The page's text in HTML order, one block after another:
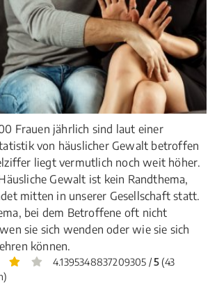
Frauen jährlich sind laut einer
von häuslicher Gewalt betroffen
liegt vermutlich noch weit höher.
Gewalt ist kein Randthema,
mitten in unserer Gesellschaft statt.
bei dem Betroffene oft nicht
sie sich wenden oder wie sie sich
können.
4.1395348837209305 /5(43